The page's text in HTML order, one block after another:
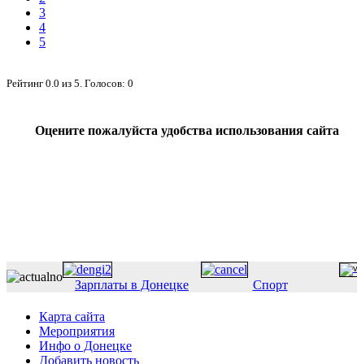
3
4
5
Рейтинг 0.0 из 5 . Голосов: 0
Оцените пожалуйста удобства использования сайта
Зарплаты в Донецке Спорт
Карта сайта
Мероприятия
Инфо о Донецке
Добавить новость